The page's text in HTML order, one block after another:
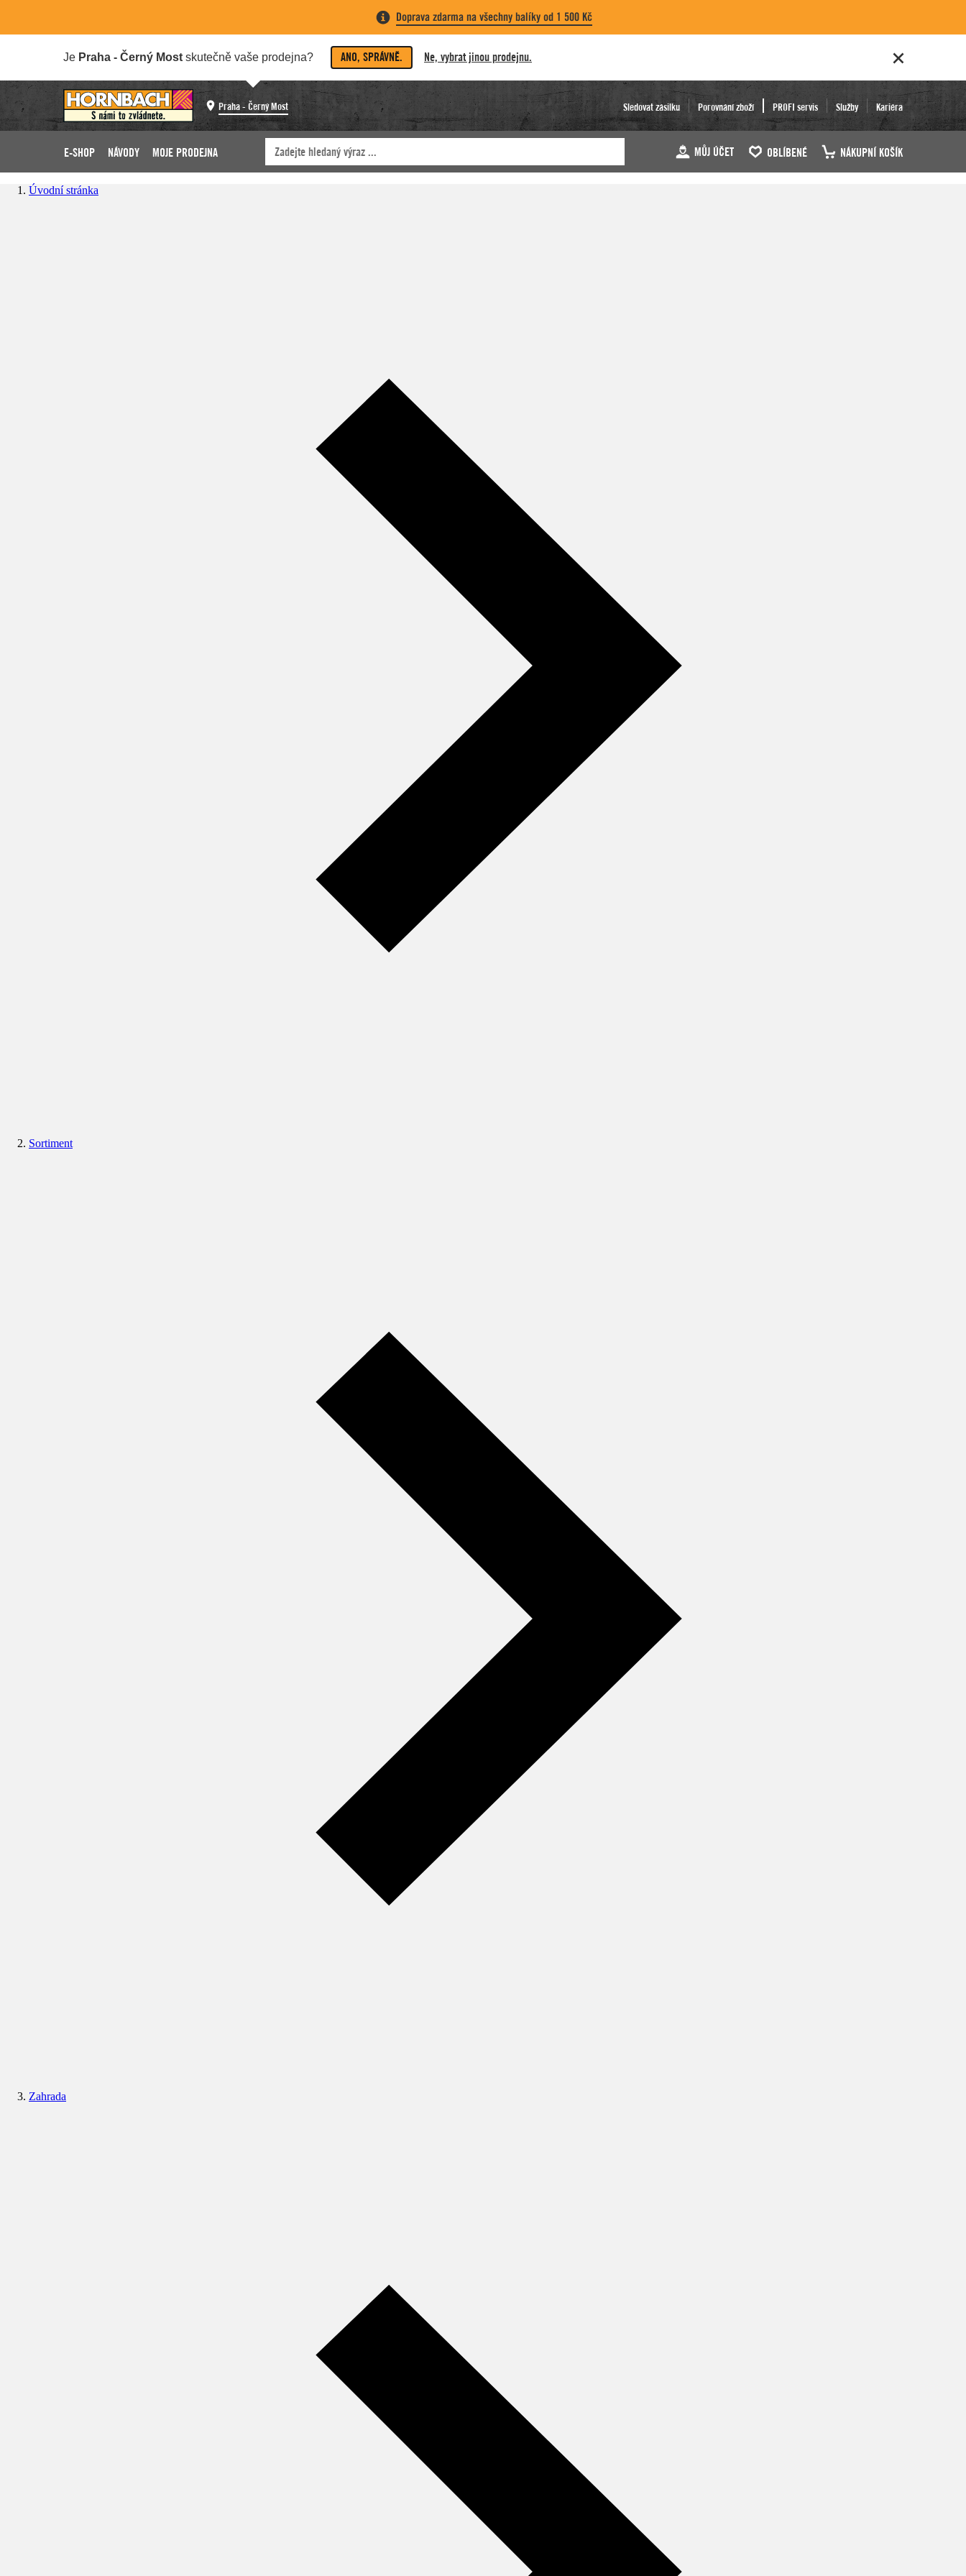
Doprava zdarma na všechny balíky od 1 500 Kč
Je Praha - Černý Most skutečně vaše prodejna? ANO, SPRÁVNĚ. Ne, vybrat jinou prodejnu.
Praha - Černý Most Sledovat zásilku Porovnání zboží PROFI servis Služby Kariéra
E-SHOP NÁVODY MOJE PRODEJNA MŮJ ÚČET OBLÍBENÉ NÁKUPNÍ KOŠÍK
Úvodní stránka
Sortiment
Zahrada